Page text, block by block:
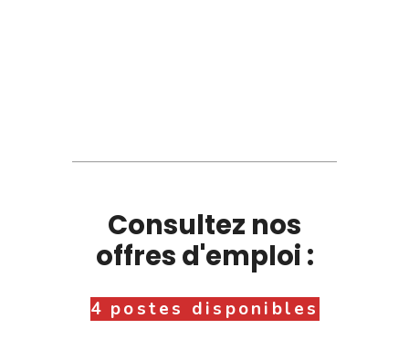
Consultez nos
offres d'emploi :
4 postes disponibles